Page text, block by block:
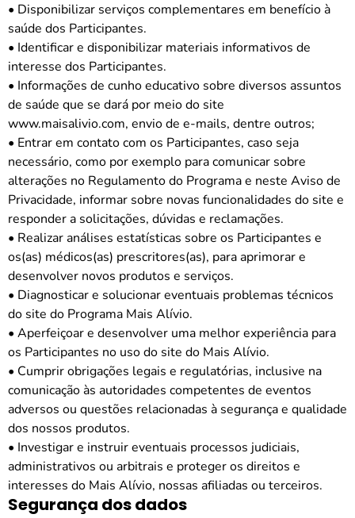
• Disponibilizar serviços complementares em benefício à
saúde dos Participantes.
• Identificar e disponibilizar materiais informativos de
interesse dos Participantes.
• Informações de cunho educativo sobre diversos assuntos
de saúde que se dará por meio do site
www.maisalivio.com, envio de e-mails, dentre outros;
• Entrar em contato com os Participantes, caso seja
necessário, como por exemplo para comunicar sobre
alterações no Regulamento do Programa e neste Aviso de
Privacidade, informar sobre novas funcionalidades do site e
responder a solicitações, dúvidas e reclamações.
• Realizar análises estatísticas sobre os Participantes e
os(as) médicos(as) prescritores(as), para aprimorar e
desenvolver novos produtos e serviços.
• Diagnosticar e solucionar eventuais problemas técnicos
do site do Programa Mais Alívio.
• Aperfeiçoar e desenvolver uma melhor experiência para
os Participantes no uso do site do Mais Alívio.
• Cumprir obrigações legais e regulatórias, inclusive na
comunicação às autoridades competentes de eventos
adversos ou questões relacionadas à segurança e qualidade
dos nossos produtos.
• Investigar e instruir eventuais processos judiciais,
administrativos ou arbitrais e proteger os direitos e
interesses do Mais Alívio, nossas afiliadas ou terceiros.
Segurança dos dados